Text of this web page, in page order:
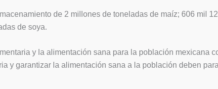
de 2 millones de toneladas de maíz; 606 mil
de soya.
y la alimentación sana para la población mexicana
y garantizar la alimentación sana a la población deben